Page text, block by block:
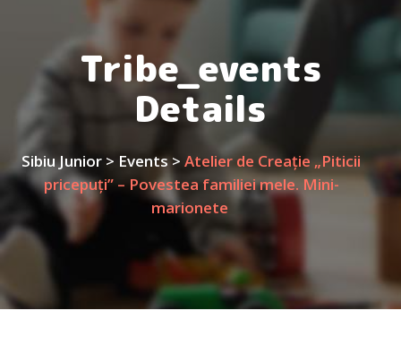
Tribe_events
Details
Sibiu Junior > Events> Atelier de Creație „Piticii
pricepuți” – Povestea familiei mele. Mini-
marionete